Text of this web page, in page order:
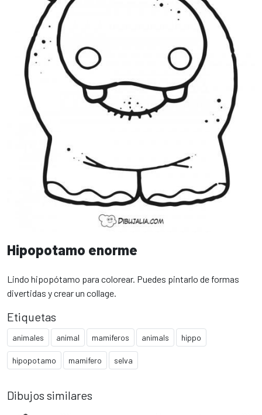
Hipopotamo enorme
Lindo hipopótamo para colorear. Puedes pintarlo de formas
divertidas y crear un collage.
Etiquetas
animales animal mamiferos animals hippo
hipopotamo mamifero selva
Dibujos similares